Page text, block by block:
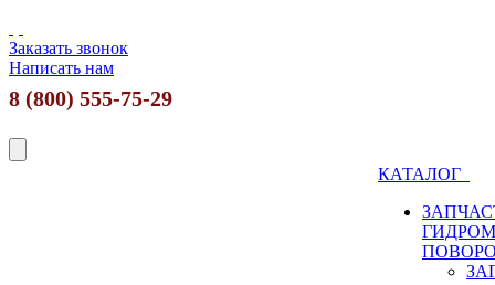
Заказать звонок
Написать нам
8 (800) 555-75-29
КАТАЛОГ